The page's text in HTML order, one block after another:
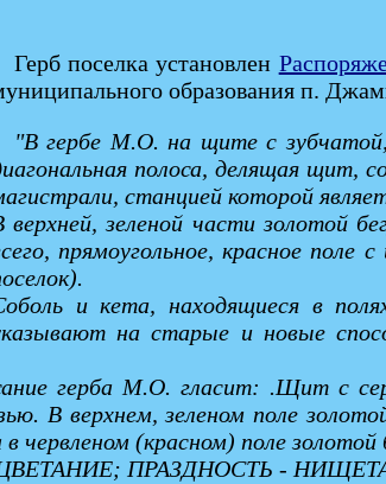
Герб поселка установлен
образования п.
"В гербе М.О. на щите с
полоса, делящая щит,
станцией которой
верхней, зеленой части золотой
прямоугольное, красное поле
и кета, находящиеся в
на старые и новые
герба М.О. гласит: .Щит с
В верхнем, зеленом поле
червленом (красном) поле
ПРАЗДНОСТЬ - НИЩЕТА"